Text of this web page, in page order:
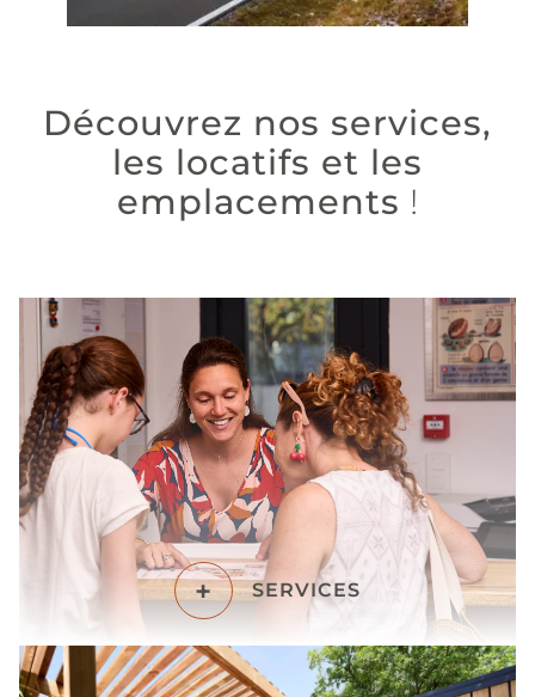
Découvrez nos services,
les locatifs et les
emplacements !
+ SERVICES